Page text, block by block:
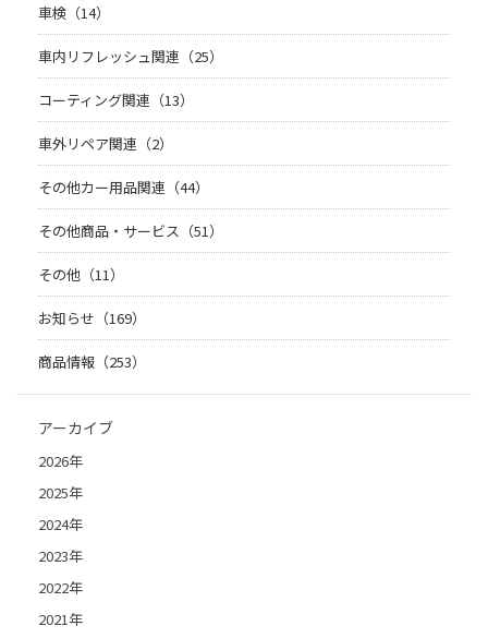
車検（14）
車内リフレッシュ関連（25）
コーティング関連（13）
車外リペア関連（2）
その他カー用品関連（44）
その他商品・サービス（51）
その他（11）
お知らせ（169）
商品情報（253）
アーカイブ
2026年
2025年
2024年
2023年
2022年
2021年